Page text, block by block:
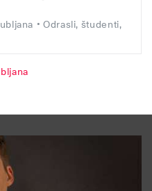
• Odrasli, študenti,